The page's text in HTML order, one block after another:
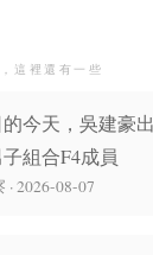
這裡還有一些
的今天，吳建豪
組合F4成員
2026-08-07